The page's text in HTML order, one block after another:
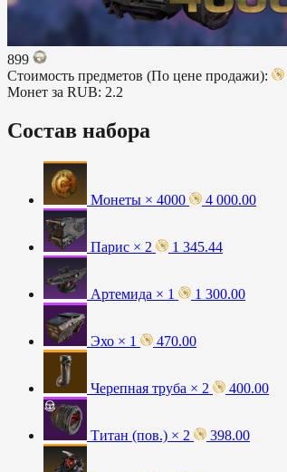
899
Стоимость предметов (По цене продажи):
Монет за RUB: 2.2
Состав набора
Монеты × 4000 4 000.00
Парис × 2 1 345.44
Артемида × 1 1 300.00
Эхо × 1 470.00
Черепная труба × 2 400.00
Титан (пов.) × 2 398.00